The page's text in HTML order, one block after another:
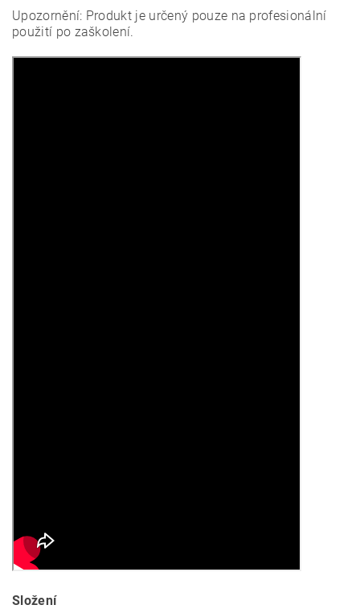
Upozornění: Produkt je určený pouze na profesionální
použití po zaškolení.
Složení